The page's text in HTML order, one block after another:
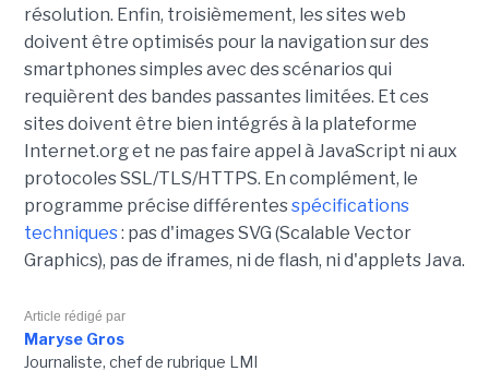
résolution. Enfin, troisièmement, les sites web
doivent être optimisés pour la navigation sur des
smartphones simples avec des scénarios qui
requièrent des bandes passantes limitées. Et ces
sites doivent être bien intégrés à la plateforme
Internet.org et ne pas faire appel à JavaScript ni aux
protocoles SSL/TLS/HTTPS. En complément, le
programme précise différentesspécifications
techniques: pas d'images SVG (Scalable Vector
Graphics), pas de iframes, ni de flash, ni d'applets Java.
Article rédigé par
Maryse Gros
Journaliste, chef de rubrique LMI